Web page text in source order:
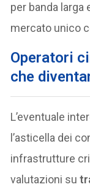
per banda larga
mercato unico
Operatori
che
L’eventuale
l’asticella dei
infrastrutture
valutazioni su